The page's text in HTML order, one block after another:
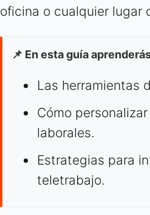
oficina o cualquier lugar
📌 En esta guía
Las herramientas
Cómo
laborales.
Estrategias para
teletrabajo.